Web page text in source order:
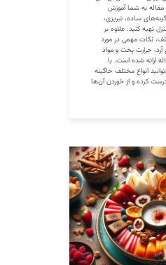
مقاله به شما آموزش
ساده، تبریزی،
تهیه کنید. علاوه بر
نکات مهمی در مورد
آرد، حرارت پخت و مواد
ارائه شده است. با
انواع مختلف خاگینه
کرده و از خوردن آن‌ها